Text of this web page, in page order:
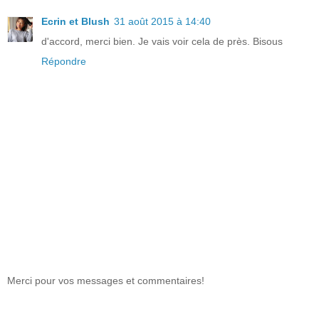
Ecrin et Blush 31 août 2015 à 14:40
d'accord, merci bien. Je vais voir cela de près. Bisous
Répondre
Merci pour vos messages et commentaires!